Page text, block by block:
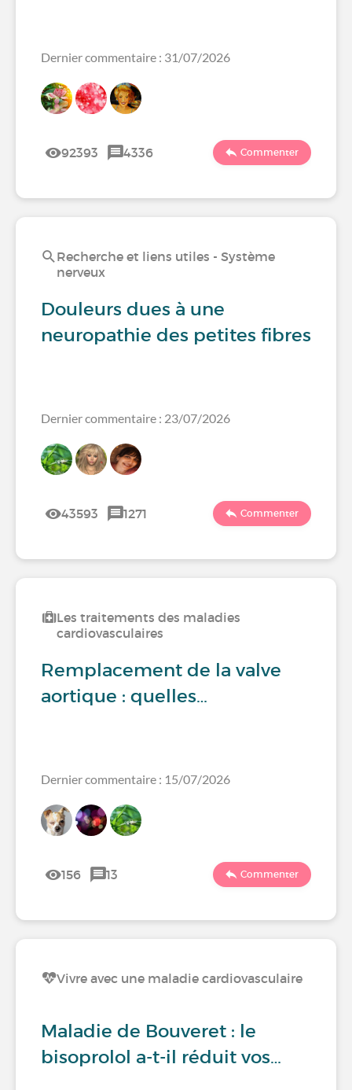
Dernier commentaire : 31/07/2026
92393 4336 Commenter
Recherche et liens utiles - Système
nerveux
Douleurs dues à une
neuropathie des petites fibres
Dernier commentaire : 23/07/2026
43593 1271 Commenter
Les traitements des maladies
cardiovasculaires
Remplacement de la valve
aortique : quelles…
Dernier commentaire : 15/07/2026
156 13 Commenter
Vivre avec une maladie cardiovasculaire
Maladie de Bouveret : le
bisoprolol a-t-il réduit vos…